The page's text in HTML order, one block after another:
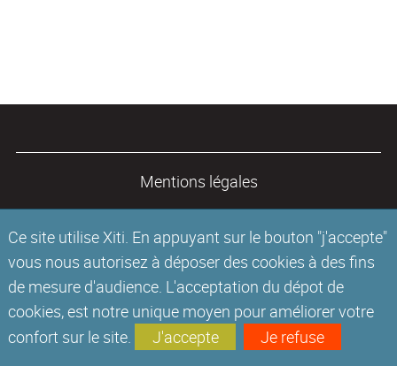
Ce site utilise Xiti. En appuyant sur le bouton "j'accepte"
vous nous autorisez à déposer des cookies à des fins
de mesure d'audience. L'acceptation du dépot de
cookies, est notre unique moyen pour améliorer votre
confort sur le site.
J'accepte Je refuse
Mentions légales